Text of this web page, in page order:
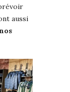
aussi